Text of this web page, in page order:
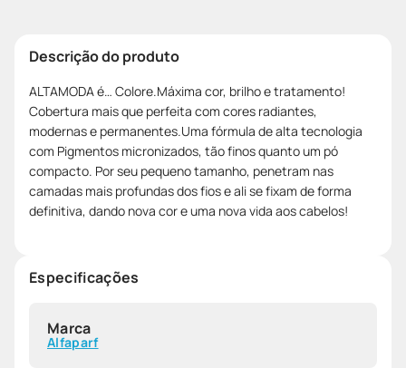
Descrição do produto
ALTAMODA é… Colore.Máxima cor, brilho e tratamento!
Cobertura mais que perfeita com cores radiantes,
modernas e permanentes.Uma fórmula de alta tecnologia
com Pigmentos micronizados, tão finos quanto um pó
compacto. Por seu pequeno tamanho, penetram nas
camadas mais profundas dos fios e ali se fixam de forma
definitiva, dando nova cor e uma nova vida aos cabelos!
Especificações
Marca
Alfaparf